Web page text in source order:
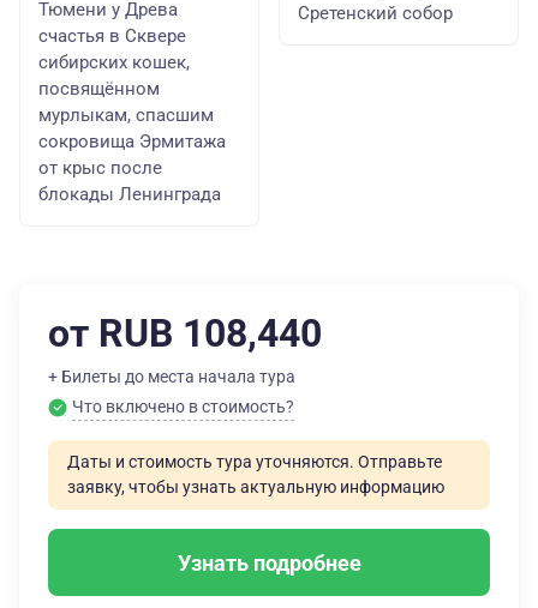
Тюмени у Древа
счастья в Сквере
сибирских кошек,
посвящённом
мурлыкам, спасшим
сокровища Эрмитажа
от крыс после
блокады Ленинграда
Сретенский собор
от RUB 108,440
+ Билеты до места начала тура
Что включено в стоимость?
Даты и стоимость тура уточняются. Отправьте
заявку, чтобы узнать актуальную информацию
Узнать подробнее